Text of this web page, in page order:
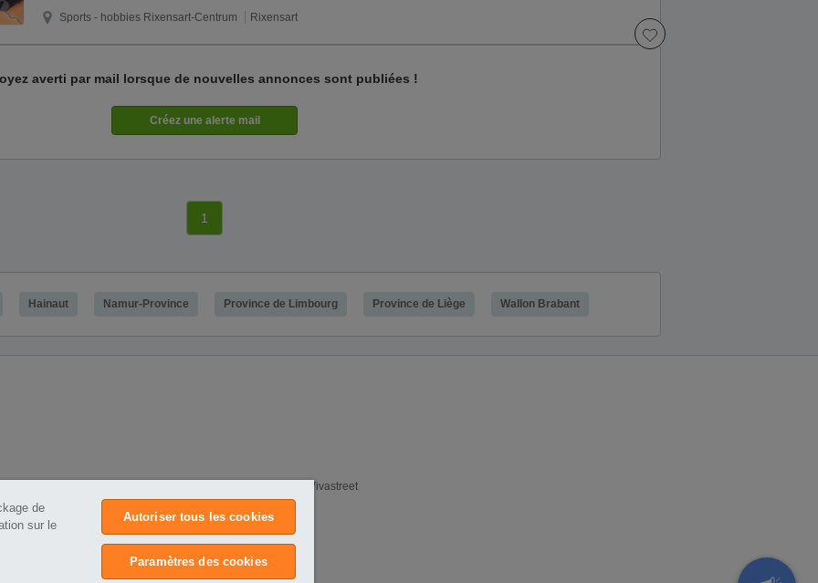
Sports - hobbies Rixensart-Centrum Rixensart
averti par mail lorsque de nouvelles annonces sont publiées !
1
Hainaut Namur-Province Province de Limbourg Province de Liège Wallon Brabant
Cookies Vivastreet
de
sur le
Autoriser tous les cookies
Paramètres des cookies